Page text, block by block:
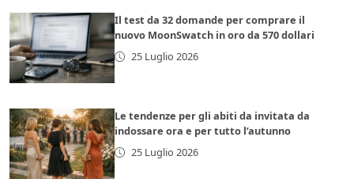
Il test da 32 domande per comprare il
nuovo MoonSwatch in oro da 570 dollari
25 Luglio 2026
Le tendenze per gli abiti da invitata da
indossare ora e per tutto l’autunno
25 Luglio 2026